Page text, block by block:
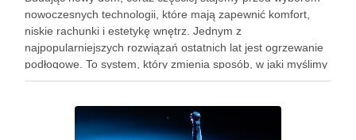
nowoczesnych technologii, które mają zapewnić komfort,
niskie rachunki i estetykę wnętrz. Jednym z
najpopularniejszych rozwiązań ostatnich lat jest ogrzewanie
podłogowe. To system, który zmienia sposób, w jaki myślimy
o cieple w domu – nie tylko grzeje, ale również wpływa na